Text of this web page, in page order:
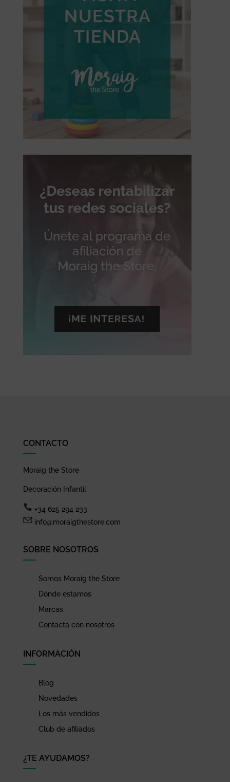
CONTACTO
Moraig the Store
Decoración Infantil
+34 625 294 233
info@moraigthestore.com
SOBRE NOSOTROS
Somos Moraig the Store
Dónde estamos
Marcas
Contacta con nosotros
INFORMACIÓN
Blog
Novedades
Los más vendidos
Club de afiliados
¿TE AYUDAMOS?